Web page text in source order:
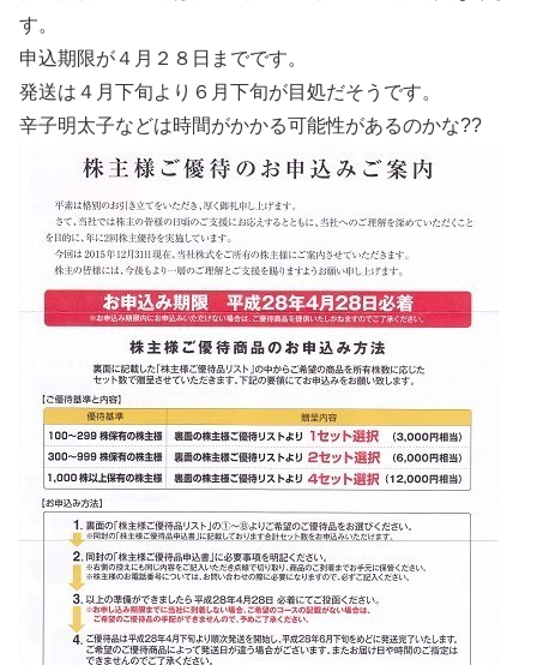
す。
申込期限が４月２８日までです。
発送は４月下旬より６月下旬が目処だそうです。
辛子明太子などは時間がかかる可能性があるのかな??